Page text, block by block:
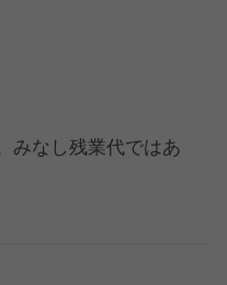
みなし残業代ではあ